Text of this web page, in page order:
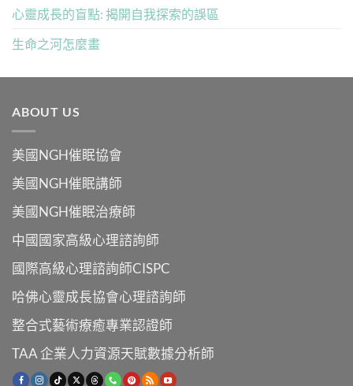
心靈成長的盲點: 揭開自我探索的誤區
生命之河怎麼畫
ABOUT US
美國NGH催眠協會
美國NGH催眠講師
美國NGH催眠治療師
中國國家高級心理諮詢師
國際高級心理諮詢師CISPC
哈佛心靈成長協會心理諮詢師
整合式藝術療癒專業認證師
TAA 企業人力資源天賦數據分析師